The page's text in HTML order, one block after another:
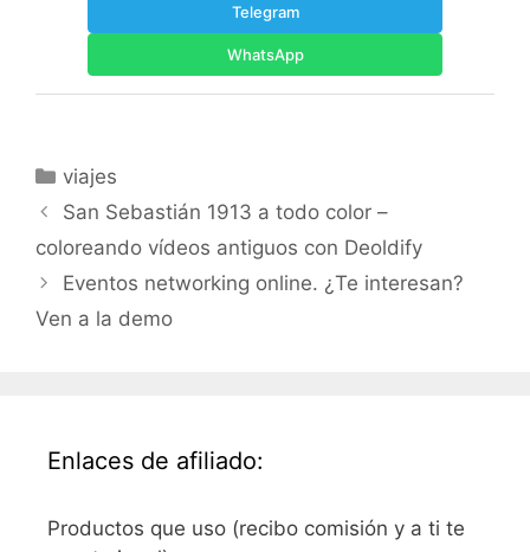
Telegram
WhatsApp
Categorías
viajes
San Sebastián 1913 a todo color –
coloreando vídeos antiguos con Deoldify
Eventos networking online. ¿Te interesan?
Ven a la demo
Enlaces de afiliado:
Productos que uso (recibo comisión y a ti te